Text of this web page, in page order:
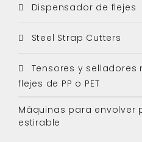
Dispensador de flejes
Steel Strap Cutters
Tensores y selladores
flejes de PP o PET
Máquinas para envolver
estirable